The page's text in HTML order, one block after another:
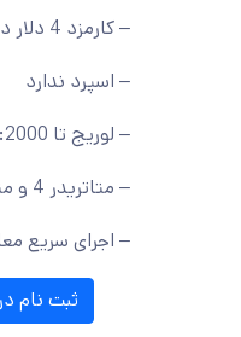
– کارمزد 4 دلار در ازای هر لات
– اسپرد ندارد
– لوریج تا 1:2000
– متاتریدر 4 و متاتریدر 5
– اجرای سریع
ثبت نام